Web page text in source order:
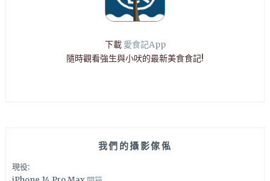
下載 愛食記App
隨時觀看強生與小吠的最新美食食記!
我們的攝影傢俬
現役: